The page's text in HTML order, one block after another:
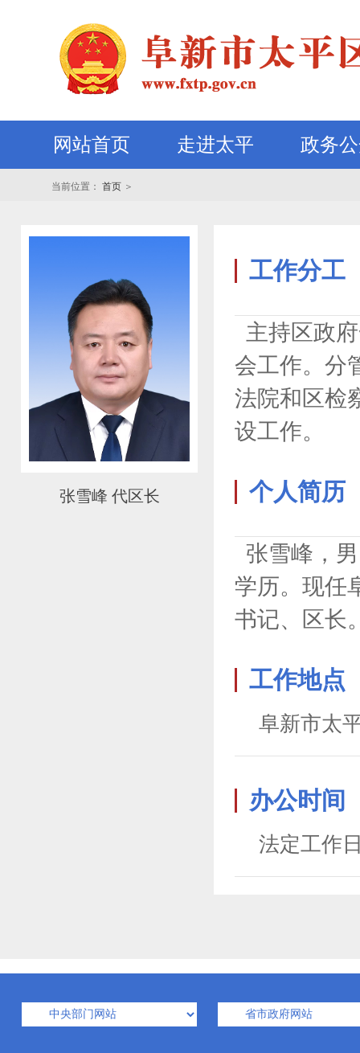
网站首页 走进太平 政务
当前位置： 首页 ＞
张雪峰 代区长
工作分工
主持区政
会工作。分
法院和区检
设工作。
个人简历
张雪峰，
学历。现任
书记、区长
工作地点
阜新市太
办公时间
法定工作